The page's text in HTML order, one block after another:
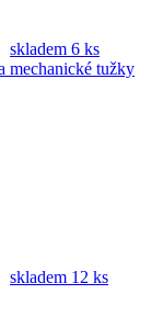
skladem 6 ks
mechanické tužky
skladem 12 ks